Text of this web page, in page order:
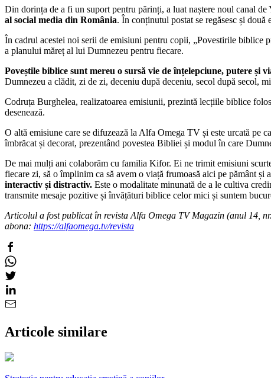
Din dorința de a fi un suport pentru părinți, a luat naștere noul canal
al social media din România. În conținutul postat se regăsesc și
În cadrul acestei noi serii de emisiuni pentru copii, „Povestirile biblice
a planului măreț al lui Dumnezeu pentru fiecare.
Poveștile biblice sunt mereu o sursă vie de înțelepciune, putere și
Dumnezeu a clădit, zi de zi, deceniu după deceniu, secol după secol,
Codruța Burghelea, realizatoarea emisiunii, prezintă lecțiile biblice
desenează.
O altă emisiune care se difuzează la Alfa Omega TV și este urcată pe
îmbrăcat și decorat, prezentând povestea Bibliei și modul în care
De mai mulți ani colaborăm cu familia Kifor. Ei ne trimit emisiuni
fiecare zi, să o împlinim ca să avem o viață frumoasă aici pe pământ și
interactiv și distractiv. Este o modalitate minunată de a le cultiva
transmite mesaje pozitive și învățături biblice celor mici și suntem
Articolul a fost publicat în revista Alfa Omega TV Magazin (anul 14,
abona: https://alfaomega.tv/revista
Articole similare